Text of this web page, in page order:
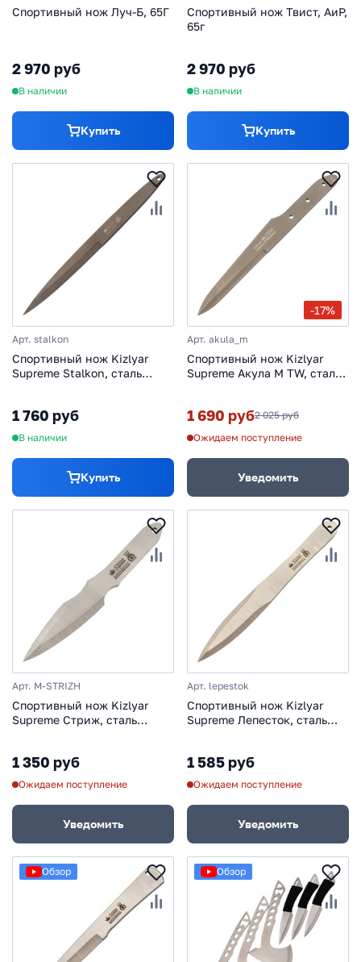
Спортивный нож Луч-Б, 65Г
2 970 руб
В наличии
Купить
Спортивный нож Твист, АиР,
65г
2 970 руб
В наличии
Купить
Арт. stalkon
Спортивный нож Kizlyar
Supreme Stalkon, сталь
1 760 руб
В наличии
Купить
-17%
Арт. akula_m
Спортивный нож Kizlyar
Supreme Акула М TW, сталь
1 690 руб2 025 руб
Ожидаем поступление
Уведомить
Арт. M-STRIZH
Спортивный нож Kizlyar
Supreme Стриж, сталь
1 350 руб
Ожидаем поступление
Уведомить
Арт. lepestok
Спортивный нож Kizlyar
Supreme Лепесток, сталь
1 585 руб
Ожидаем поступление
Уведомить
Обзор Обзор